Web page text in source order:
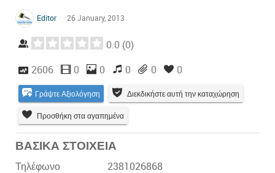
Editor 26 January, 2013
0.0 (0)
2606 0 0 0 0 0
Γράψτε Αξιολόγηση Διεκδικήστε αυτή την καταχώρηση
Προσθήκη στα αγαπημένα
ΒΑΣΙΚΑ ΣΤΟΙΧΕΙΑ
Τηλέφωνο 2381026868